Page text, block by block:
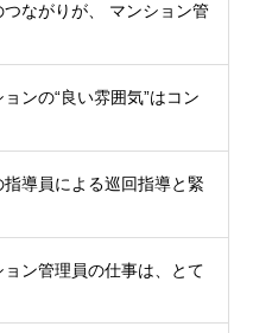
ながりが、 マンション管
ンの“良い雰囲気”はコン
導員による巡回指導と緊
ン管理員の仕事は、とて